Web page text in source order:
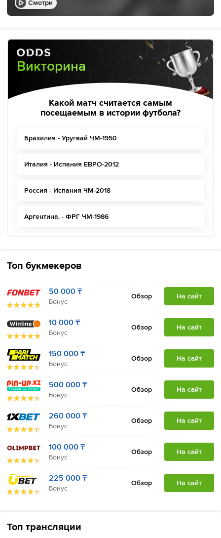
Смотри
Викторина
Какой матч считается самым
посещаемым в истории футбола?
Бразилия - Уругвай ЧМ-1950
Италия - Испания ЕВРО-2012
Россия - Испания ЧМ-2018
Аргентина. - ФРГ ЧМ-1986
Топ букмекеров
50 000 ₸
Бонус
Обзор На сайт
10 000 ₸
Бонус
Обзор На сайт
150 000 ₸
Бонус
Обзор На сайт
500 000 ₸
Бонус
Обзор На сайт
260 000 ₸
Бонус
Обзор На сайт
100 000 ₸
Бонус
Обзор На сайт
225 000 ₸
Бонус
Обзор На сайт
Топ трансляции